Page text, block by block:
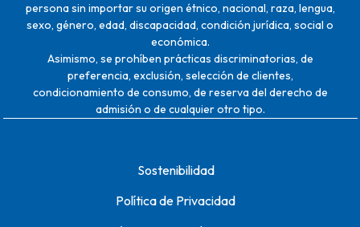
persona sin importar su origen étnico, nacional, raza, lengua,
sexo, género, edad, discapacidad, condición jurídica, social o
económica.
Asimismo, se prohíben prácticas discriminatorias, de
preferencia, exclusión, selección de clientes,
condicionamiento de consumo, de reserva del derecho de
admisión o de cualquier otro tipo.
Sostenibilidad
Política de Privacidad